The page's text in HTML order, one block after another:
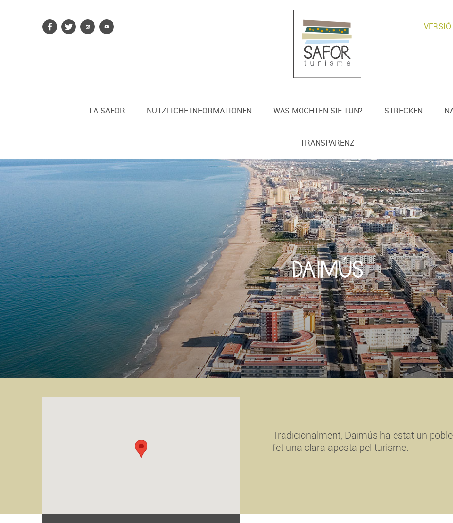
VERSIÓ
LA SAFOR NÜTZLICHE INFORMATIONEN WAS MÖCHTEN SIE TUN? STRECKEN
TRANSPARENZ
DAIMÚS
Tradicionalment, Daimús ha estat un
fet una clara aposta pel turisme.